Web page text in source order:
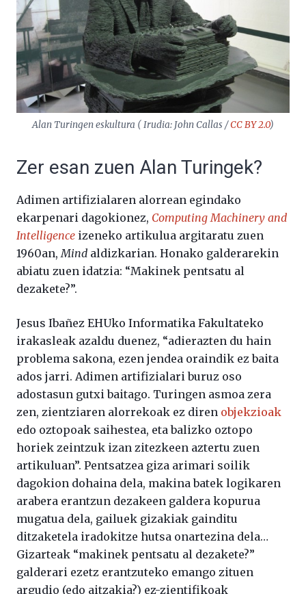
Alan Turingen eskultura ( Irudia: John Callas /CC BY 2.0)
Zer esan zuen Alan Turingek?
Adimen artifizialaren alorrean egindako
ekarpenari dagokionez, Computing Machinery and
Intelligence izeneko artikulua argitaratu zuen
1960an,Mind aldizkarian. Honako galderarekin
abiatu zuen idatzia: “Makinek pentsatu al
dezakete?”.
Jesus Ibañez EHUko Informatika Fakultateko
irakasleak azaldu duenez, “adierazten du hain
problema sakona, ezen jendea oraindik ez baita
ados jarri. Adimen artifizialari buruz oso
adostasun gutxi baitago. Turingen asmoa zera
zen, zientziaren alorrekoak ez diren objekzioak
edo oztopoak saihestea, eta balizko oztopo
horiek zeintzuk izan zitezkeen aztertu zuen
artikuluan”. Pentsatzea giza arimari soilik
dagokion dohaina dela, makina batek logikaren
arabera erantzun dezakeen galdera kopurua
mugatua dela, gailuek gizakiak gainditu
ditzaketela iradokitze hutsa onartezina dela…
Gizarteak “makinek pentsatu al dezakete?”
galderari ezetz erantzuteko emango zituen
argudio (edo aitzakia?) ez-zientifikoak